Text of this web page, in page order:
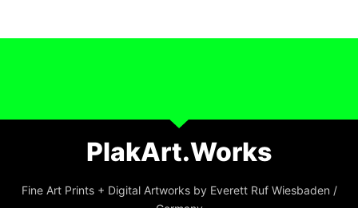
PlakArt.Works
Fine Art Prints + Digital Artworks by Everett Ruf Wiesbaden /